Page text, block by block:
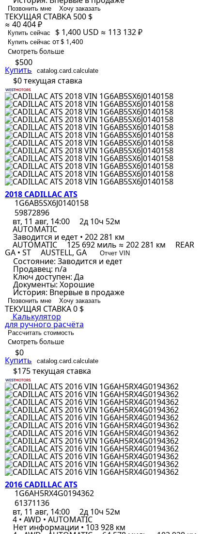
Позвонить мне Хочу заказать
ТЕКУЩАЯ СТАВКА 500 $
≈ 40 404 ₽
Купить сейчас $ 1,400 USD ≈ 113 132 ₽
Купить сейчас от $ 1,400
Смотреть больше
$500
Купить catalog.card.calculate
$0текущая ставка
2018 CADILLAC ATS
1G6AB5SX6J0140158
59872896
вт, 11 авг, 14:00
2д 10ч 52м
AUTOMATIC
Заводится и едет • 202 281 км
AUTOMATIC 125 692 миль ≈ 202 281 км REAR
GA • ST AUSTELL, GA Отчет VIN
Состояние: Заводится и едет
Продавец: n/a
Ключ доступен: Да
Документы: Хорошие
История: Впервые в продаже
Позвонить мне Хочу заказать
ТЕКУЩАЯ СТАВКА0 $
Калькулятор
для ручного расчёта
Рассчитать стоимость
Смотреть больше
$0
Купить catalog.card.calculate
$175текущая ставка
2016 CADILLAC ATS
1G6AH5RX4G0194362
61371136
вт, 11 авг, 14:00
2д 10ч 52м
4 • AWD • AUTOMATIC
Нет информации • 103 928 км